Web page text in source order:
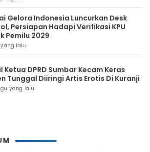
Gelora Indonesia Luncurkan Desk
Persiapan Hadapi Verifikasi KPU
Pemilu 2029
lalu
Ketua DPRD Sumbar Kecam Keras
Tunggal Diiringi Artis Erotis Di Kuranji
yang lalu